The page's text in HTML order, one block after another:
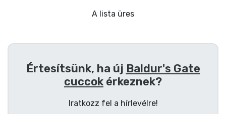
A lista üres
Értesítsünk, ha új Baldur's Gate
cuccok érkeznek?
Iratkozz fel a hírlevélre!
Filmes cuccok